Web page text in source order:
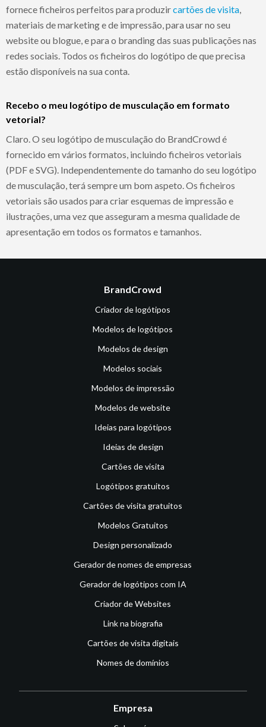
fornece ficheiros perfeitos para produzircartões de visita
materiais de marketing e de impressão, para usar no seu
website ou blogue, e para o branding das suas publicações nas
redes sociais. Todos os ficheiros do logótipo de que precisa
estão disponíveis na sua conta.
Recebo o meu logótipo de musculação em formato
vetorial?
Claro. O seu logótipo de musculação do BrandCrowd é
fornecido em vários formatos, incluindo ficheiros vetoriais
(PDF e SVG). Independentemente do tamanho do seu logótipo
de musculação, terá sempre um bom aspeto. Os ficheiros
vetoriais são usados para criar esquemas de impressão e
ilustrações, uma vez que asseguram a mesma qualidade de
apresentação em todos os formatos e tamanhos.
BrandCrowd
Criador de logótipos
Modelos de logótipos
Modelos de design
Modelos sociais
Modelos de impressão
Modelos de website
Ideias para logótipos
Ideias de design
Cartões de visita
Logótipos gratuitos
Cartões de visita gratuitos
Modelos Gratuitos
Design personalizado
Gerador de nomes de empresas
Gerador de logótipos com IA
Criador de Websites
Link na biografia
Cartões de visita digitais
Nomes de domínios
Empresa